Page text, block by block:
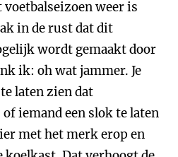
weer is
in de rust dat dit
wordt gemaakt door
ik: oh wat jammer. Je
laten zien dat
iemand een slok te laten
met het merk erop en